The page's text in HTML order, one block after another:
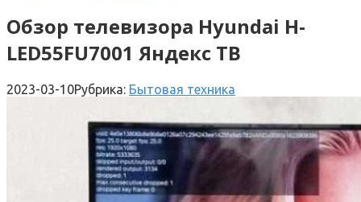
Обзор телевизора Hyundai H-
LED55FU7001 Яндекс ТВ
2023-03-10Рубрика: Бытовая техника